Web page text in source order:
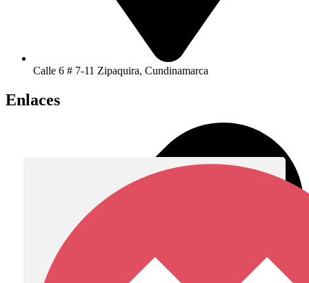
Calle 6 # 7-11 Zipaquira, Cundinamarca
Enlaces